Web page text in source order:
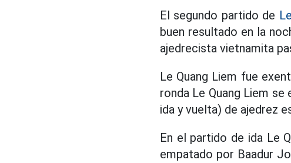
El segundo partido de
buen resultado en la
ajedrecista vietnamita
Le Quang Liem fue
ronda Le Quang Liem
ida y vuelta) de ajedrez
En el partido de ida Le
empatado por Baadur